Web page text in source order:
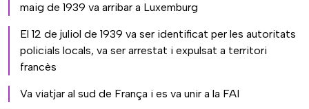
maig de 1939 va arribar a Luxemburg
El 12 de juliol de 1939 va ser identificat per les autoritats
policials locals, va ser arrestat i expulsat a territori
francès
Va viatjar al sud de França i es va unir a la FAI